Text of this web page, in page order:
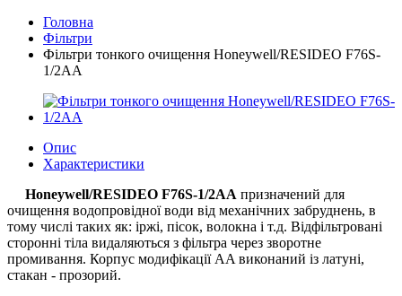
Головна
Фільтри
Фільтри тонкого очищення Honeywell/RESIDEO F76S-
1/2AA
Опис
Характеристики
Honeywell/RESIDEO F76S-1/2AA призначений для
очищення водопровідної води від механічних забруднень, в
тому числі таких як: іржі, пісок, волокна і т.д. Відфільтровані
сторонні тіла видаляються з фільтра через зворотне
промивання. Корпус модифікації AA виконаний із латуні,
стакан - прозорий.